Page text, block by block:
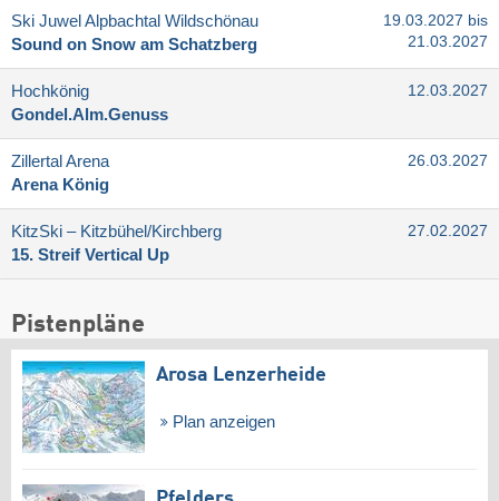
Ski Juwel Alpbachtal Wildschönau
Sound on Snow am Schatzberg
19.03.2027 bis
21.03.2027
Hochkönig
Gondel.Alm.Genuss
12.03.2027
Zillertal Arena
Arena König
26.03.2027
KitzSki – Kitzbühel/​Kirchberg
15. Streif Vertical Up
27.02.2027
Pistenpläne
Arosa Lenzerheide
Plan anzeigen